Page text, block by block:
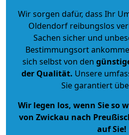
Wir sorgen dafür, dass Ihr
Oldendorf reibungslos
Sachen sicher und
Bestimmungsort
sich selbst von den
der Qualität. Unsere
Sie garantiert
Wir legen los, wenn Sie so
von Zwickau nach
auf Sie!